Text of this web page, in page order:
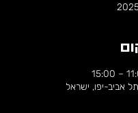
אביב-יפו, ישראל